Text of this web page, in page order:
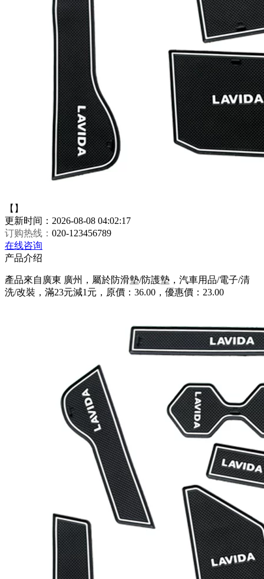
【】
更新时间：2026-08-08 04:02:17
订购热线： 020-123456789
在线咨询
产品介绍
產品來自廣東 廣州，屬於防滑墊/防護墊，汽車用品/電子/清
洗/改裝，滿23元減1元，原價：36.00，優惠價：23.00